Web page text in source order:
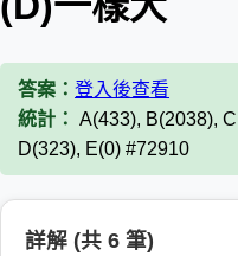
答案： 登入後查看
統計： A(433), B(2038),
D(323), E(0) #72910
詳解 (共 6 筆)